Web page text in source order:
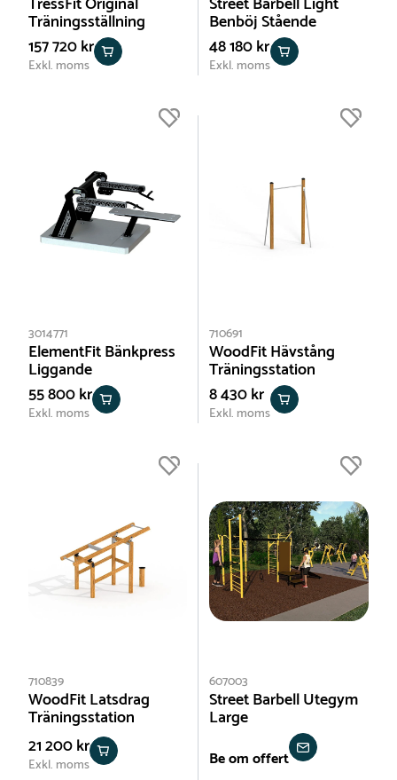
Träningsställning
157 720 kr
Exkl. moms
Benböj Stående
48 180 kr
Exkl. moms
3014771
ElementFit Bänkpress
Liggande
55 800 kr
Exkl. moms
710691
WoodFit Hävstång
Träningsstation
8 430 kr
Exkl. moms
710839
WoodFit Latsdrag
Träningsstation
21 200 kr
Exkl. moms
607003
Street Barbell Utegym
Large
Be om offert